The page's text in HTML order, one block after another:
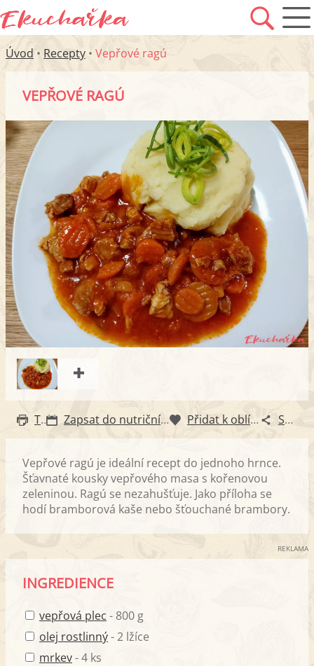
Úvod • Recepty • Vepřové ragú
VEPŘOVÉ RAGÚ
Tisk Zapsat do nutričního diáře Přidat k oblíbeným Sdílet
Vepřové ragú je ideální recept do jednoho hrnce.
Šťavnaté kousky vepřového masa s kořenovou
zeleninou. Ragú se nezahušťuje. Jako příloha se
hodí bramborová kaše nebo šťouchané brambory.
REKLAMA
INGREDIENCE
vepřová plec - 800 g
olej rostlinný- 2 lžíce
mrkev- 4 ks